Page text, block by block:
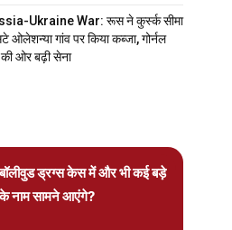
Ukraine War: रूस ने कुर्स्क सीमा
ओलेशन्या गांव पर किया कब्जा, गोर्नल
की ओर बढ़ी सेना
ड्रग्स केस में और भी कई बड़े
के नाम सामने आएंगे?